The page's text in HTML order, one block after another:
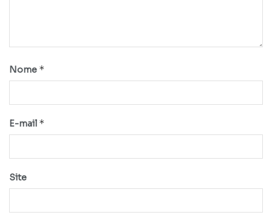
Nome *
E-mail *
Site